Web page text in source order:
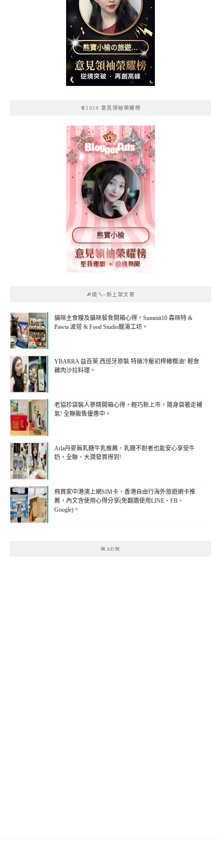
熊寶小榆の旅遊日
記
🧚2020 意見領袖榮耀榜
熊寶小榆
🔎燒ㄟ~新上架文章
貓咪主食糧及貓咪餐食開箱心得，Summit10 森咪特 &
Pawta 波塔 & Food Studio寵湯工坊。
YBARRA 益百萊 西班牙原裝 特級冷壓初榨橄欖油! 輕食
雞肉沙拉料理。
老協珍袋裝人蔘精開箱心得，輕巧新上市，隨身袋著走補
氣! 全聯販售優惠中。
Arla丹麥無乳糖牛乳推薦，乳糖不耐者也能安心享受牛
奶，全聯、大潤發買得到!
飛買家中港澳上網SIM卡，香港自由行海外旅遊網卡推
薦，內文含使用心得分享(免翻牆使用LINE、FB、
Google)。
🌺AD🌺